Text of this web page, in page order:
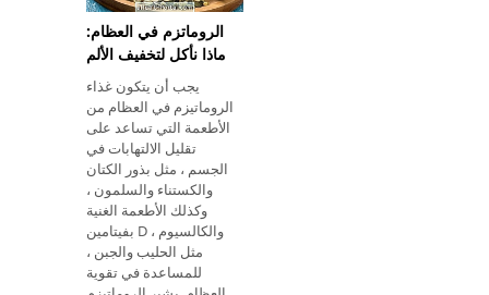
الروماتزم في العظام:
ماذا نأكل لتخفيف الألم
يجب أن يتكون غذاء
الروماتيزم في العظام من
الأطعمة التي تساعد على
تقليل الالتهابات في
الجسم ، مثل بذور الكتان
والكستناء والسلمون ،
وكذلك الأطعمة الغنية
بفيتامين D والكالسيوم ،
مثل الحليب والجبن ،
للمساعدة في تقوية